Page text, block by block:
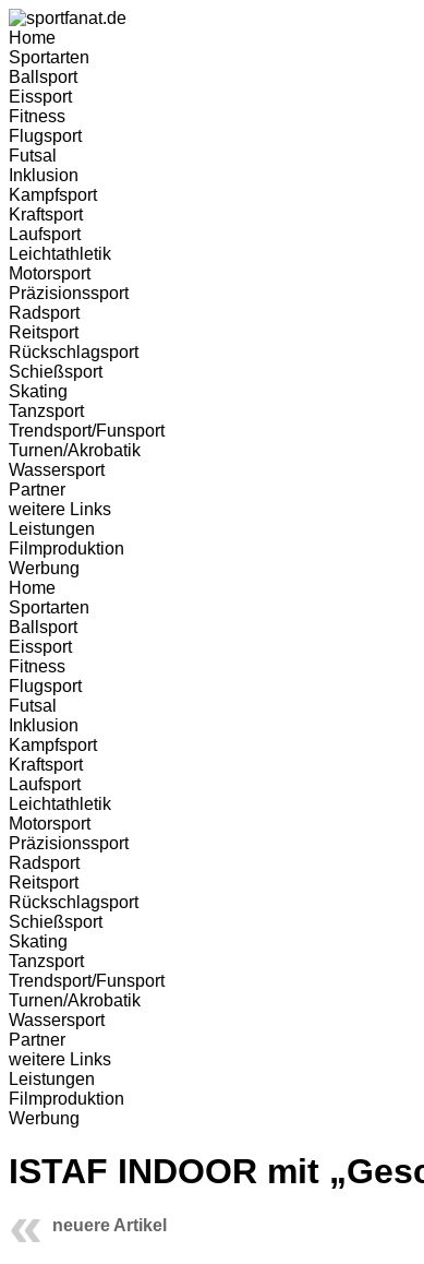
Home
Sportarten
Ballsport
Eissport
Fitness
Flugsport
Futsal
Inklusion
Kampfsport
Kraftsport
Laufsport
Leichtathletik
Motorsport
Präzisionssport
Radsport
Reitsport
Rückschlagsport
Schießsport
Skating
Tanzsport
Trendsport/Funsport
Turnen/Akrobatik
Wassersport
Partner
weitere Links
Leistungen
Filmproduktion
Werbung
Home
Sportarten
Ballsport
Eissport
Fitness
Flugsport
Futsal
Inklusion
Kampfsport
Kraftsport
Laufsport
Leichtathletik
Motorsport
Präzisionssport
Radsport
Reitsport
Rückschlagsport
Schießsport
Skating
Tanzsport
Trendsport/Funsport
Turnen/Akrobatik
Wassersport
Partner
weitere Links
Leistungen
Filmproduktion
Werbung
ISTAF INDOOR mit
neuere Artikel